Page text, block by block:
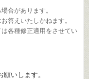
合があります。
答えいたしかねます。
各種修正適用をさせてい
いします。